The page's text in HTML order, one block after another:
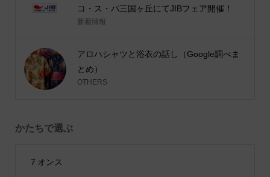
コ・ス・パ三国ヶ丘にてJIBフェア開催！
新着情報
アロハシャツと浴衣の話し（Google調べま
とめ）
OTHERS
かたちで選ぶ
７オンス